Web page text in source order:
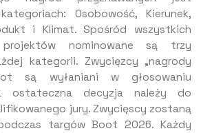
Osobowość, Kierunek,
i Klimat. Spośród wszystkich
projektów nominowane są trzy
kategorii. Zwycięzcy „nagrody
są wyłaniani w głosowaniu
ostateczna decyzja należy do
jury. Zwycięscy zostaną
targów Boot 2026. Każdy